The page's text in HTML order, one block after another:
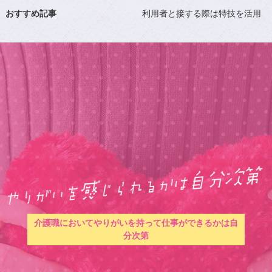
おすすめ記事 利用者と接する際は特技を活用
介護職においてやりがいを持って仕事ができるかは自
分次第